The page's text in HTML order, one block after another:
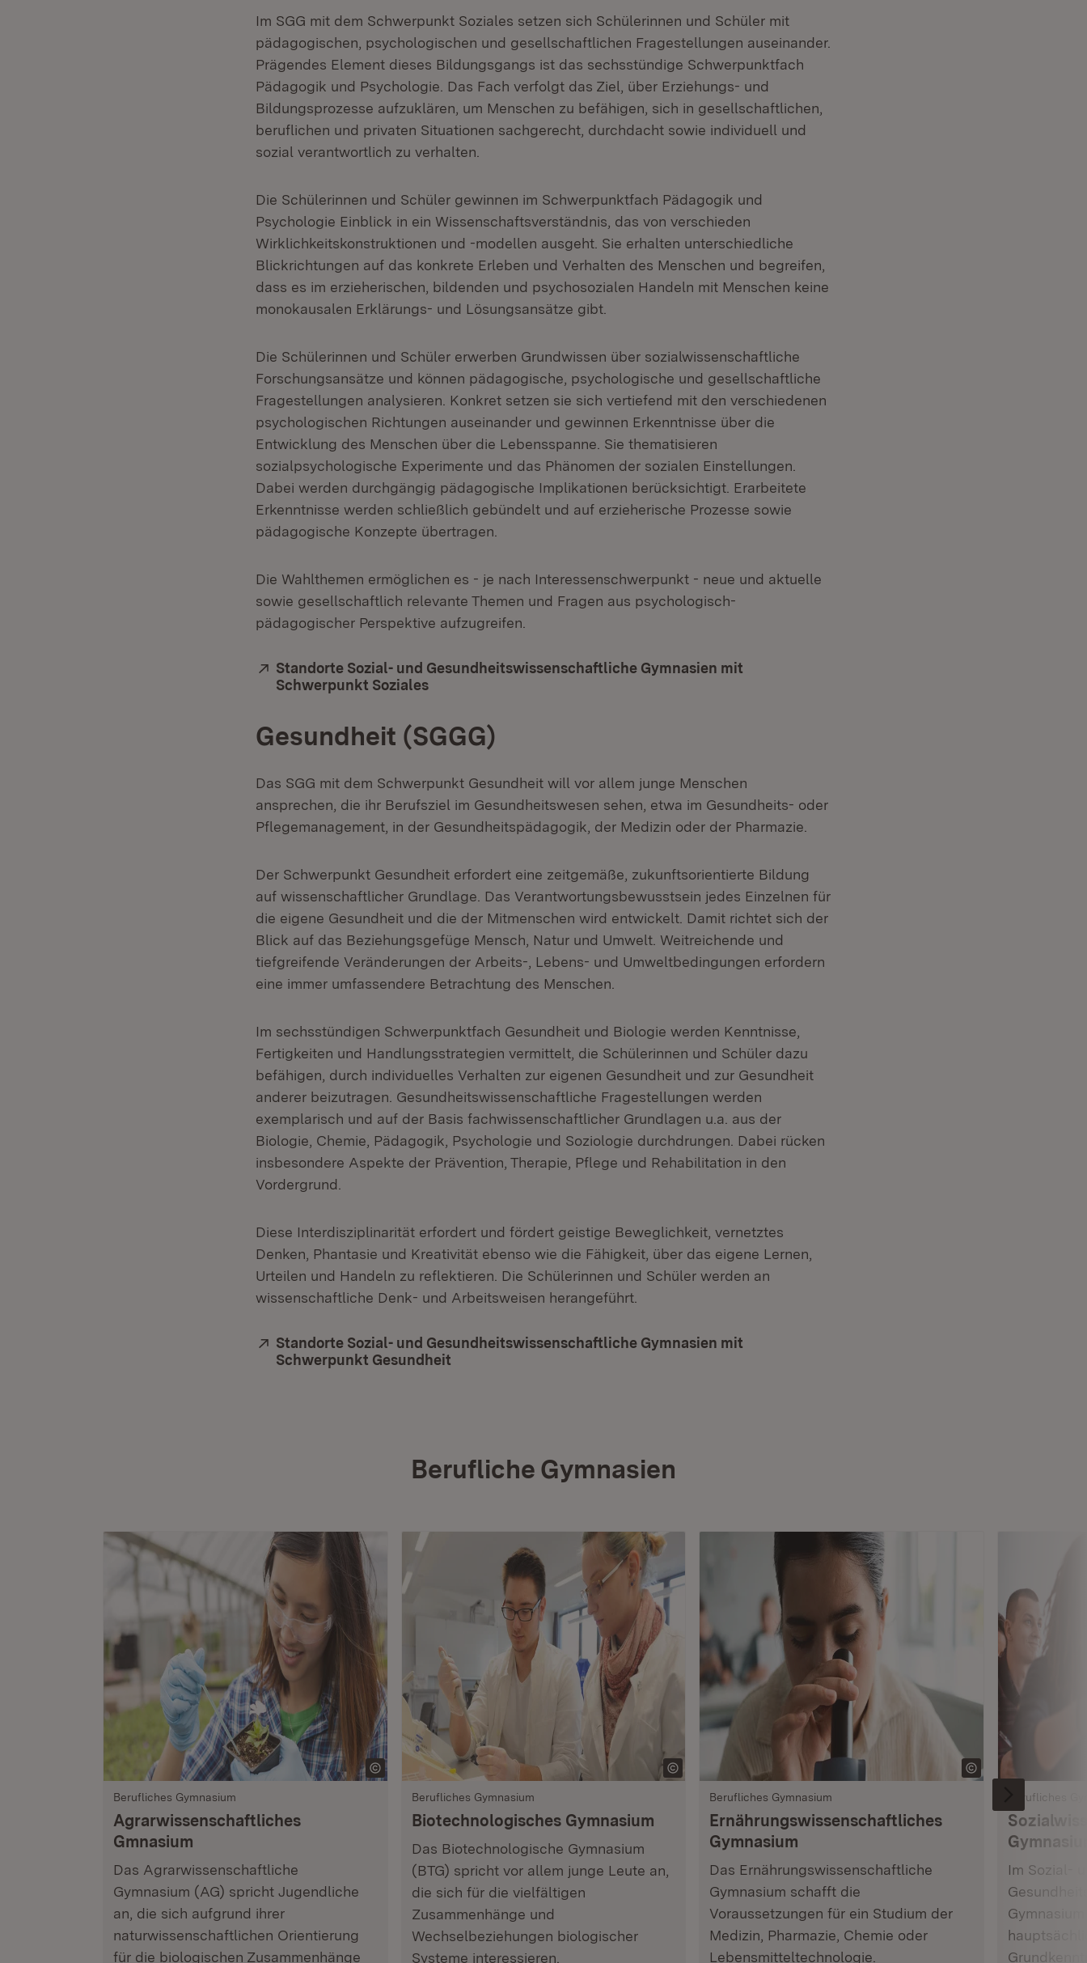
Im SGG mit dem Schwerpunkt Soziales setzen sich Schülerinnen und Schüler mit
pädagogischen, psychologischen und gesellschaftlichen Fragestellungen auseinander.
Prägendes Element dieses Bildungsgangs ist das sechsstündige Schwerpunktfach
Pädagogik und Psychologie. Das Fach verfolgt das Ziel, über Erziehungs- und
Bildungsprozesse aufzuklären, um Menschen zu befähigen, sich in gesellschaftlichen,
beruflichen und privaten Situationen sachgerecht, durchdacht sowie individuell und
sozial verantwortlich zu verhalten.
Die Schülerinnen und Schüler gewinnen im Schwerpunktfach Pädagogik und
Psychologie Einblick in ein Wissenschaftsverständnis, das von verschieden
Wirklichkeitskonstruktionen und -modellen ausgeht. Sie erhalten unterschiedliche
Blickrichtungen auf das konkrete Erleben und Verhalten des Menschen und begreifen,
dass es im erzieherischen, bildenden und psychosozialen Handeln mit Menschen keine
monokausalen Erklärungs- und Lösungsansätze gibt.
Die Schülerinnen und Schüler erwerben Grundwissen über sozialwissenschaftliche
Forschungsansätze und können pädagogische, psychologische und gesellschaftliche
Fragestellungen analysieren. Konkret setzen sie sich vertiefend mit den verschiedenen
psychologischen Richtungen auseinander und gewinnen Erkenntnisse über die
Entwicklung des Menschen über die Lebensspanne. Sie thematisieren
sozialpsychologische Experimente und das Phänomen der sozialen Einstellungen.
Dabei werden durchgängig pädagogische Implikationen berücksichtigt. Erarbeitete
Erkenntnisse werden schließlich gebündelt und auf erzieherische Prozesse sowie
pädagogische Konzepte übertragen.
Die Wahlthemen ermöglichen es - je nach Interessenschwerpunkt - neue und aktuelle
sowie gesellschaftlich relevante Themen und Fragen aus psychologisch-
pädagogischer Perspektive aufzugreifen.
Extern:
Standorte Sozial- und Gesundheitswissenschaftliche Gymnasien mit
Schwerpunkt Soziales
Gesundheit (SGGG)
Das SGG mit dem Schwerpunkt Gesundheit will vor allem junge Menschen
ansprechen, die ihr Berufsziel im Gesundheitswesen sehen, etwa im Gesundheits- oder
Pflegemanagement, in der Gesundheitspädagogik, der Medizin oder der Pharmazie.
Der Schwerpunkt Gesundheit erfordert eine zeitgemäße, zukunftsorientierte Bildung
auf wissenschaftlicher Grundlage. Das Verantwortungsbewusstsein jedes Einzelnen für
die eigene Gesundheit und die der Mitmenschen wird entwickelt. Damit richtet sich der
Blick auf das Beziehungsgefüge Mensch, Natur und Umwelt. Weitreichende und
tiefgreifende Veränderungen der Arbeits-, Lebens- und Umweltbedingungen erfordern
eine immer umfassendere Betrachtung des Menschen.
Im sechsstündigen Schwerpunktfach Gesundheit und Biologie werden Kenntnisse,
Fertigkeiten und Handlungsstrategien vermittelt, die Schülerinnen und Schüler dazu
befähigen, durch individuelles Verhalten zur eigenen Gesundheit und zur Gesundheit
anderer beizutragen. Gesundheitswissenschaftliche Fragestellungen werden
exemplarisch und auf der Basis fachwissenschaftlicher Grundlagen u.a. aus der
Biologie, Chemie, Pädagogik, Psychologie und Soziologie durchdrungen. Dabei rücken
insbesondere Aspekte der Prävention, Therapie, Pflege und Rehabilitation in den
Vordergrund.
Diese Interdisziplinarität erfordert und fördert geistige Beweglichkeit, vernetztes
Denken, Phantasie und Kreativität ebenso wie die Fähigkeit, über das eigene Lernen,
Urteilen und Handeln zu reflektieren. Die Schülerinnen und Schüler werden an
wissenschaftliche Denk- und Arbeitsweisen herangeführt.
Extern:
Standorte Sozial- und Gesundheitswissenschaftliche Gymnasien mit
Schwerpunkt Gesundheit
Berufliche Gymnasien
Berufliches Gymnasium
Agrarwissenschaftliches
Gmnasium
Das Agrarwissenschaftliche
Gymnasium (AG) spricht Jugendliche
an, die sich aufgrund ihrer
naturwissenschaftlichen Orientierung
für die biologischen Zusammenhänge
Berufliches Gymnasium
Biotechnologisches Gymnasium
Das Biotechnologische Gymnasium
(BTG) spricht vor allem junge Leute an,
die sich für die vielfältigen
Zusammenhänge und
Wechselbeziehungen biologischer
Systeme interessieren.
Berufliches Gymnasium
Ernährungswissenschaftliches
Gymnasium
Das Ernährungswissenschaftliche
Gymnasium schafft die
Voraussetzungen für ein Studium der
Medizin, Pharmazie, Chemie oder
Lebensmitteltechnologie.
Berufliches
Im Sozial-